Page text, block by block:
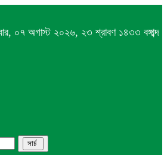
০৭ অগাস্ট ২০২৬, ২৩ শ্রাবণ ১৪৩৩ বঙ্গাব্দ